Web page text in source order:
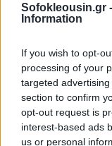
Sofokleousin.gr -
Information
If you wish to opt-
processing of your
targeted
section to confirm
opt-out request is
interest-based ads
us or personal